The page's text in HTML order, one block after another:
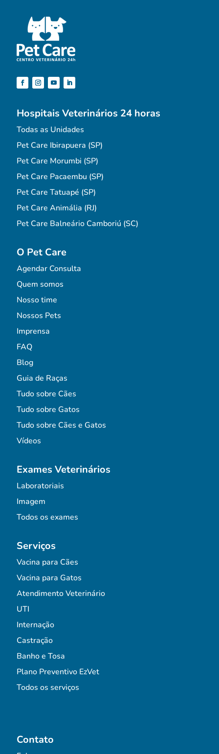
Hospitais Veterinários 24 horas
Todas as Unidades
Pet Care Ibirapuera (SP)
Pet Care Morumbi (SP)
Pet Care Pacaembu (SP)
Pet Care Tatuapé (SP)
Pet Care Animália (RJ)
Pet Care Balneário Camboriú (SC)
O Pet Care
Agendar Consulta
Quem somos
Nosso time
Nossos Pets
Imprensa
FAQ
Blog
Guia de Raças
Tudo sobre Cães
Tudo sobre Gatos
Tudo sobre Cães e Gatos
Vídeos
Exames Veterinários
Laboratoriais
Imagem
Todos os exames
Serviços
Vacina para Cães
Vacina para Gatos
Atendimento Veterinário
UTI
Internação
Castração
Banho e Tosa
Plano Preventivo EzVet
Todos os serviços
Contato